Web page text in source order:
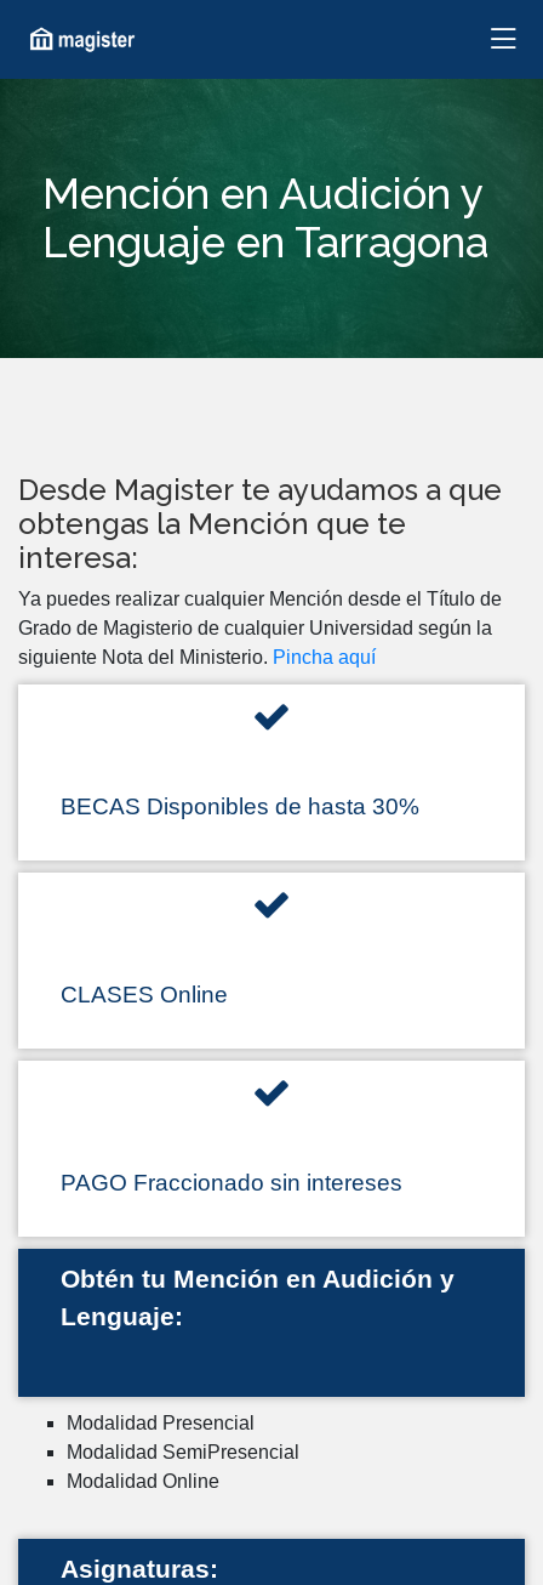
Mención en Audición y
Lenguaje en Tarragona
Desde Magister te ayudamos a que
obtengas la Mención que te
interesa:
Ya puedes realizar cualquier Mención desde el Título de
Grado de Magisterio de cualquier Universidad según la
siguiente Nota del Ministerio. Pincha aquí
BECAS Disponibles de hasta 30%
CLASES Online
PAGO Fraccionado sin intereses
Obtén tu Mención en Audición y
Lenguaje:
Modalidad Presencial
Modalidad SemiPresencial
Modalidad Online
Asignaturas: